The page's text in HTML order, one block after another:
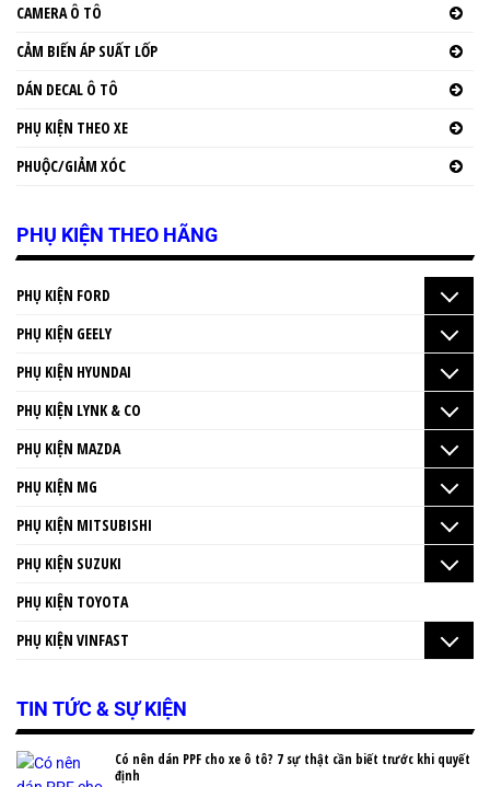
CAMERA Ô TÔ
CẢM BIẾN ÁP SUẤT LỐP
DÁN DECAL Ô TÔ
PHỤ KIỆN THEO XE
PHUỘC/GIẢM XÓC
PHỤ KIỆN THEO HÃNG
PHỤ KIỆN FORD
PHỤ KIỆN GEELY
PHỤ KIỆN HYUNDAI
PHỤ KIỆN LYNK & CO
PHỤ KIỆN MAZDA
PHỤ KIỆN MG
PHỤ KIỆN MITSUBISHI
PHỤ KIỆN SUZUKI
PHỤ KIỆN TOYOTA
PHỤ KIỆN VINFAST
TIN TỨC & SỰ KIỆN
Có nên dán PPF cho xe ô tô? 7 sự thật cần biết trước khi quyết
định